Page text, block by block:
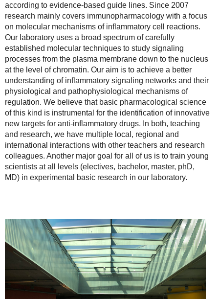
according to evidence-based guide lines. Since 2007
research mainly covers immunopharmacology with a focus
on molecular mechanisms of inflammatory cell reactions.
Our laboratory uses a broad spectrum of carefully
established molecular techniques to study signaling
processes from the plasma membrane down to the nucleus
at the level of chromatin. Our aim is to achieve a better
understanding of inflammatory signaling networks and their
physiological and pathophysiological mechanisms of
regulation. We believe that basic pharmacological science
of this kind is instrumental for the identification of innovative
new targets for anti-inflammatory drugs. In both, teaching
and research, we have multiple local, regional and
international interactions with other teachers and research
colleagues. Another major goal for all of us is to train young
scientists at all levels (electives, bachelor, master, phD,
MD) in experimental basic research in our laboratory.